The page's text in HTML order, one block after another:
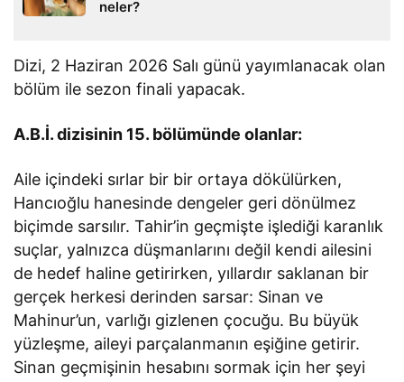
neler?
Dizi, 2 Haziran 2026 Salı günü yayımlanacak olan
bölüm ile sezon finali yapacak.
A.B.İ. dizisinin 15. bölümünde olanlar:
Aile içindeki sırlar bir bir ortaya dökülürken,
Hancıoğlu hanesinde dengeler geri dönülmez
biçimde sarsılır. Tahir’in geçmişte işlediği karanlık
suçlar, yalnızca düşmanlarını değil kendi ailesini
de hedef haline getirirken, yıllardır saklanan bir
gerçek herkesi derinden sarsar: Sinan ve
Mahinur’un, varlığı gizlenen çocuğu. Bu büyük
yüzleşme, aileyi parçalanmanın eşiğine getirir.
Sinan geçmişinin hesabını sormak için her şeyi